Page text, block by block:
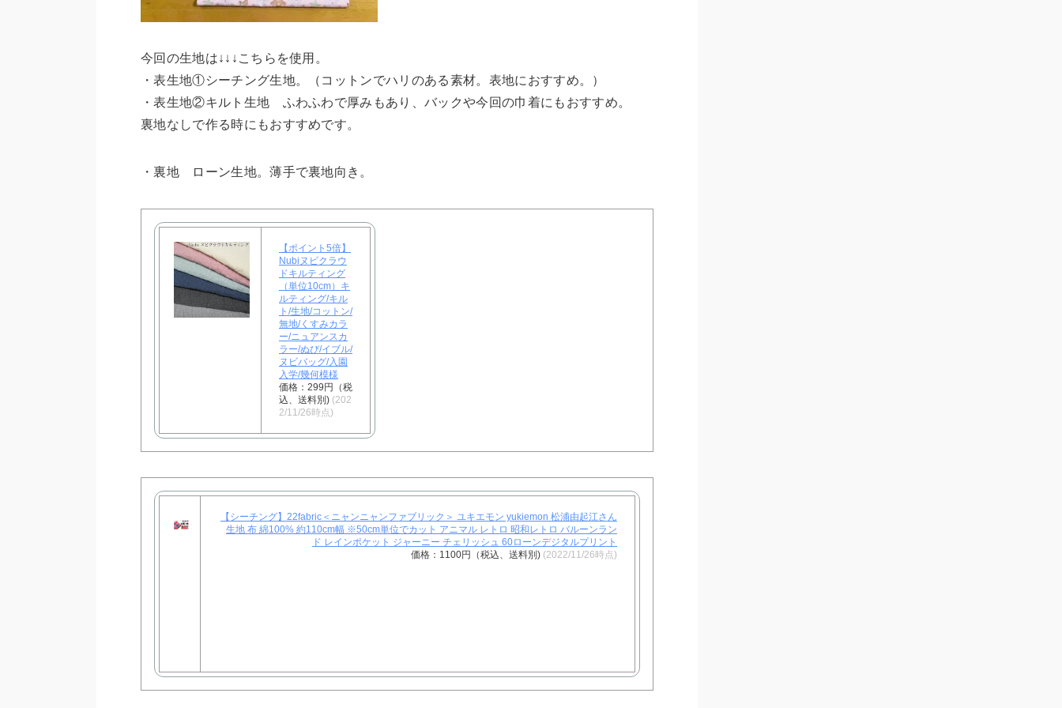
今回の生地は↓↓↓こちらを使用。
・表生地①シーチング生地。（コットンでハリのある素材。表地におすすめ。）
・表生地②キルト生地 ふわふわで厚みもあり、バックや今回の巾着にもおすすめ。
裏地なしで作る時にもおすすめです。
・裏地 ローン生地。薄手で裏地向き。
【ポイント5倍】
Nubiヌビクラウ
ドキルティング
（単位10cm）キ
ルティング/キル
ト/生地/コットン/
無地/くすみカラ
ー/ニュアンスカ
ラー/ぬび/イブル/
ヌビバッグ/入園
入学/幾何模様
価格：299円（税
込、送料別) (202
2/11/26時点)
【シーチング】22fabric＜ニャンニャンファブリック＞ ユキエモン yukiemon 松浦由起江さん
生地 布 綿100% 約110cm幅 ※50cm単位でカット アニマル レトロ 昭和レトロ バルーンラン
ド レインポケット ジャーニー チェリッシュ 60ローンデジタルプリント
価格：1100円（税込、送料別) (2022/11/26時点)